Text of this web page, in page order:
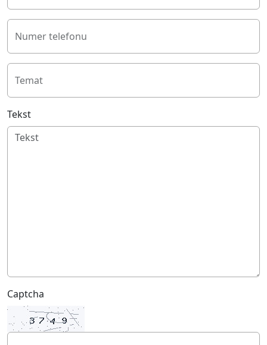
Numer telefonu
Temat
Tekst
Captcha